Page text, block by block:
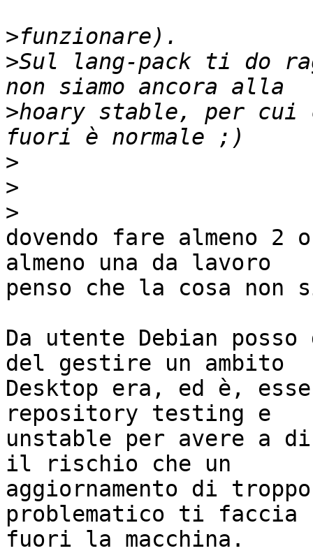
>
>Sul lang-pack ti do
>hoary stable, per cui
>
>
>
dovendo fare almeno
almeno una da lavoro
penso che la cosa
Da utente Debian
del gestire un ambito
Desktop era, ed è,
repository testing e
unstable per avere a
il rischio che un
aggiornamento di
problematico ti faccia
fuori la macchina.